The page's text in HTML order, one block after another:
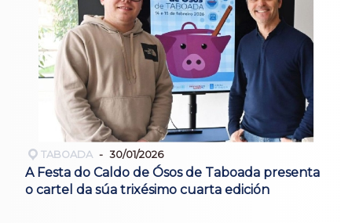
TABOADA 30/01/2026
A Festa do Caldo de Ósos de Taboada presenta
o cartel da súa trixésimo cuarta edición